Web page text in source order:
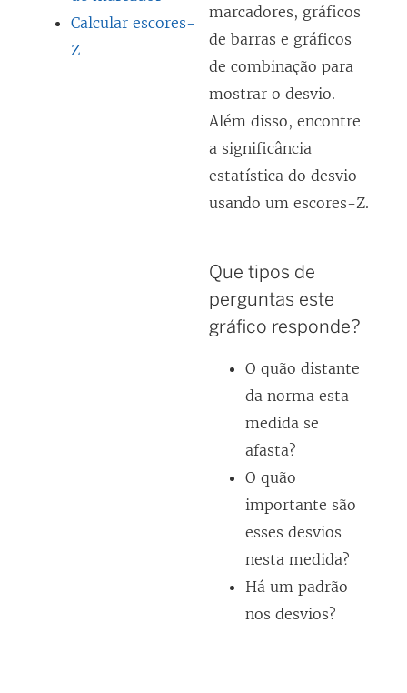
Calcular escores-
Z
marcadores, gráficos
de barras e gráficos
de combinação para
mostrar o desvio.
Além disso, encontre
a significância
estatística do desvio
usando um escores-Z.
Que tipos de
perguntas este
gráfico responde?
O quão distante
da norma esta
medida se
afasta?
O quão
importante são
esses desvios
nesta medida?
Há um padrão
nos desvios?